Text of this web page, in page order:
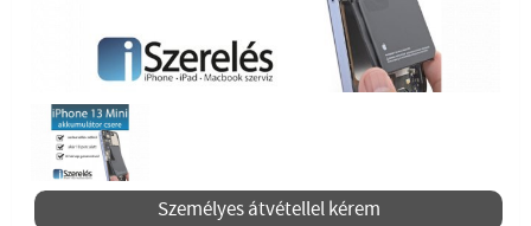
Személyes átvétellel kérem